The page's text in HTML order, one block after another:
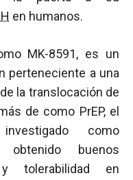
en humanos.
MK-8591, es un
perteneciente a una
la translocación de
de como PrEP, el
como
buenos
tolerabilidad en